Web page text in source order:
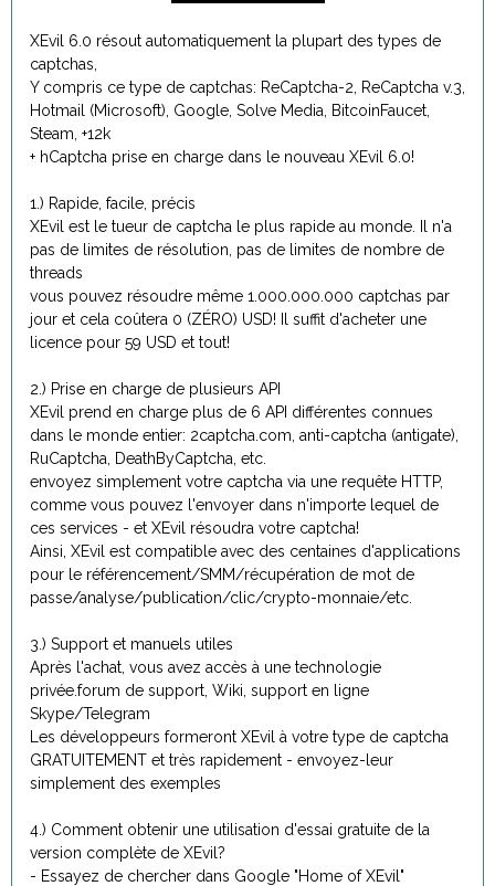
XEvil 6.0 résout automatiquement la plupart des types de
captchas,
Y compris ce type de captchas: ReCaptcha-2, ReCaptcha v.3,
Hotmail (Microsoft), Google, Solve Media, BitcoinFaucet,
Steam, +12k
+ hCaptcha prise en charge dans le nouveau XEvil 6.0!
1.) Rapide, facile, précis
XEvil est le tueur de captcha le plus rapide au monde. Il n'a
pas de limites de résolution, pas de limites de nombre de
threads
vous pouvez résoudre même 1.000.000.000 captchas par
jour et cela coûtera 0 (ZÉRO) USD! Il suffit d'acheter une
licence pour 59 USD et tout!
2.) Prise en charge de plusieurs API
XEvil prend en charge plus de 6 API différentes connues
dans le monde entier: 2captcha.com, anti-captcha (antigate),
RuCaptcha, DeathByCaptcha, etc.
envoyez simplement votre captcha via une requête HTTP,
comme vous pouvez l'envoyer dans n'importe lequel de
ces services - et XEvil résoudra votre captcha!
Ainsi, XEvil est compatible avec des centaines d'applications
pour le référencement/SMM/récupération de mot de
passe/analyse/publication/clic/crypto-monnaie/etc.
3.) Support et manuels utiles
Après l'achat, vous avez accès à une technologie
privée.forum de support, Wiki, support en ligne
Skype/Telegram
Les développeurs formeront XEvil à votre type de captcha
GRATUITEMENT et très rapidement - envoyez-leur
simplement des exemples
4.) Comment obtenir une utilisation d'essai gratuite de la
version complète de XEvil?
- Essayez de chercher dans Google "Home of XEvil"